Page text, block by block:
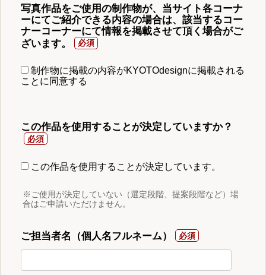
写真作品をご使用の制作物が、当サイト各コーナ
ーにてご紹介できる内容の場合は、該当するコー
ナーコーナーにて情報を掲載させて頂く場合がご
ざいます。
制作物に掲載の内容がKYOTOdesignに掲載される
ことに同意する
この作品を使用することが決定していますか？
この作品を使用することが決定しています。
※ご使用が決定していない（選定段階、提案段階など）場
合はご申請いただけません。
ご担当者名（個人名フルネーム）